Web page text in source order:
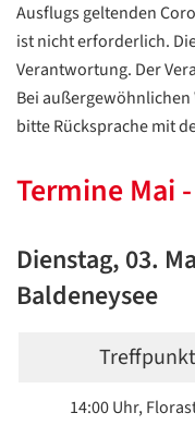
Ausflugs geltenden
ist nicht erforderlich.
Verantwortung. Der
Bei
bitte Rücksprache mit
Termine Mai
Dienstag, 03.
Baldeneysee
14:00 Uhr,